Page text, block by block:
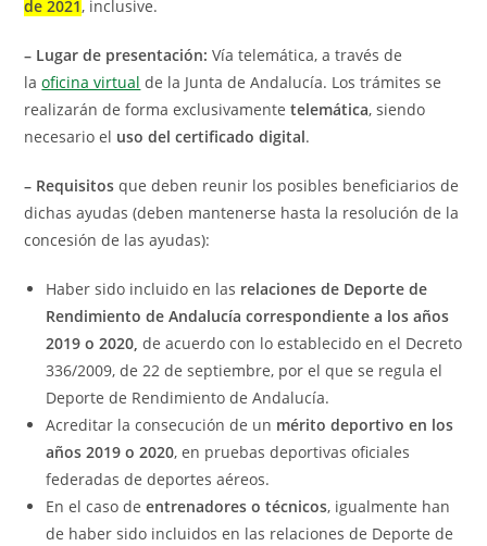
de 2021, inclusive.
– Lugar de presentación: Vía telemática, a través de
laoficina virtual de la Junta de Andalucía. Los trámites se
realizarán de forma exclusivamentetelemática, siendo
necesario el uso del certificado digital.
– Requisitos que deben reunir los posibles beneficiarios de
dichas ayudas (deben mantenerse hasta la resolución de la
concesión de las ayudas):
Haber sido incluido en las relaciones de Deporte de
Rendimiento de Andalucía correspondiente a los años
2019 o 2020,de acuerdo con lo establecido en el Decreto
336/2009, de 22 de septiembre, por el que se regula el
Deporte de Rendimiento de Andalucía.
Acreditar la consecución de un mérito deportivo en los
años 2019 o 2020, en pruebas deportivas oficiales
federadas de deportes aéreos.
En el caso deentrenadores o técnicos, igualmente han
de haber sido incluidos en las relaciones de Deporte de